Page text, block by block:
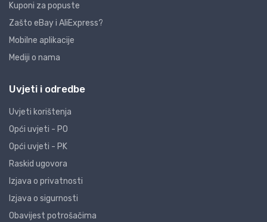
Kuponi za popuste
Zašto eBay i AliExpress?
Mobilne aplikacije
Mediji o nama
Uvjeti i odredbe
Uvjeti korištenja
Opći uvjeti - PO
Opći uvjeti - PK
Raskid ugovora
Izjava o privatnosti
Izjava o sigurnosti
Obavijest potrošačima